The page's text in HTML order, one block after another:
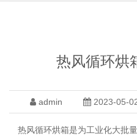
热风循环烘
admin 2023-05-
热风循环烘箱是为工业化大批